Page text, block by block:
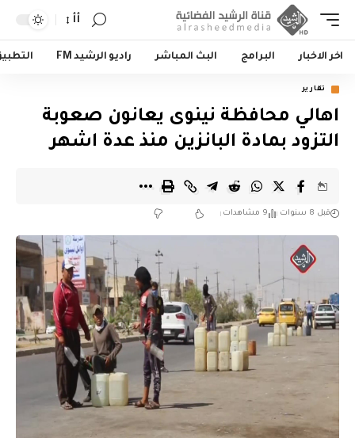
أأ
اخر الاخبار البرامج البث المباشر راديو الرشيد FM
تقارير
اهالي محافظة نينوى يعانون صعوبة
التزود بمادة البانزين منذ عدة اشهر
قبل 8 سنوات 9 مشاهدات